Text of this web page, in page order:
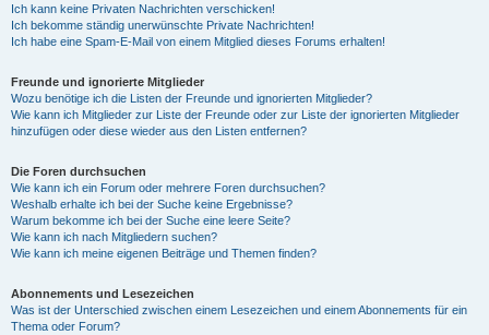
Ich kann keine Privaten Nachrichten verschicken!
Ich bekomme ständig unerwünschte Private Nachrichten!
Ich habe eine Spam-E-Mail von einem Mitglied dieses Forums erhalten!
Freunde und ignorierte Mitglieder
Wozu benötige ich die Listen der Freunde und ignorierten Mitglieder?
Wie kann ich Mitglieder zur Liste der Freunde oder zur Liste der ignorierten Mitglieder
hinzufügen oder diese wieder aus den Listen entfernen?
Die Foren durchsuchen
Wie kann ich ein Forum oder mehrere Foren durchsuchen?
Weshalb erhalte ich bei der Suche keine Ergebnisse?
Warum bekomme ich bei der Suche eine leere Seite?
Wie kann ich nach Mitgliedern suchen?
Wie kann ich meine eigenen Beiträge und Themen finden?
Abonnements und Lesezeichen
Was ist der Unterschied zwischen einem Lesezeichen und einem Abonnements für ein
Thema oder Forum?